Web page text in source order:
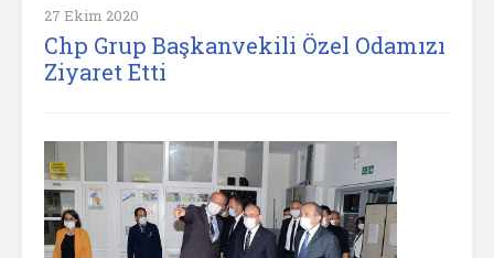
27 Ekim 2020
Chp Grup Başkanvekili Özel Odamızı
Ziyaret Etti